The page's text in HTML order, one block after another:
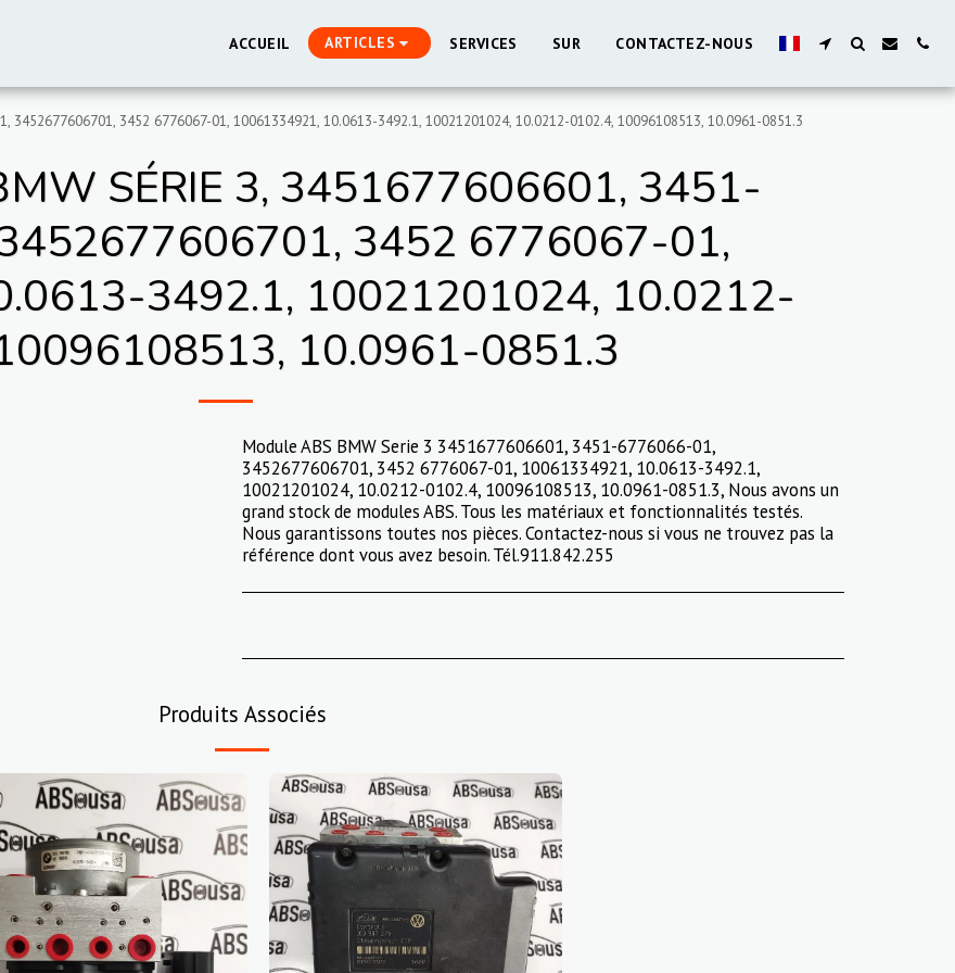
ACCUEIL ARTICLES SERVICES SUR CONTACTEZ-NOUS
3452677606701, 3452 6776067-01, 10061334921, 10.0613-3492.1, 10021201024, 10.0212-0102.4, 10096108513, 10.0961-0851.3
SÉRIE 3, 3451677606601, 3451-
3452 6776067-01,
3492.1, 10021201024, 10.0212-
10.0961-0851.3
Module ABS BMW Serie 3 3451677606601, 3451-6776066-01,
3452677606701, 3452 6776067-01, 10061334921, 10.0613-3492.1,
10021201024, 10.0212-0102.4, 10096108513, 10.0961-0851.3, Nous avons un
grand stock de modules ABS. Tous les matériaux et fonctionnalités testés.
Nous garantissons toutes nos pièces. Contactez-nous si vous ne trouvez pas la
référence dont vous avez besoin. Tél.911.842.255
Produits Associés